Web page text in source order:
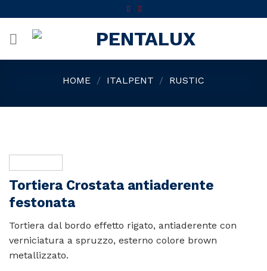
to
content
HOME / ITALPENT / RUSTIC
Tortiera Crostata antiaderente
festonata
Tortiera dal bordo effetto rigato, antiaderente con
verniciatura a spruzzo, esterno colore brown
metallizzato.